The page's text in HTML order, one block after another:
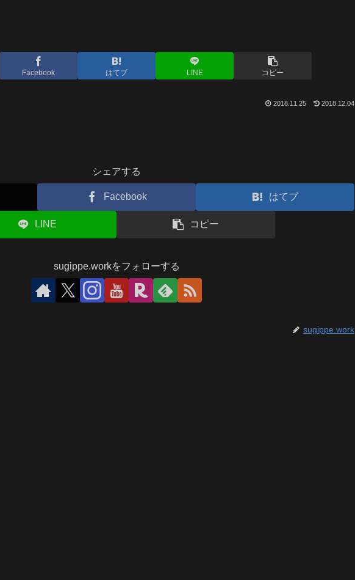
Facebook はてブ LINE コピー
2018.11.25 2018.12.04
シェアする
Facebook はてブ
LINE コピー
sugippe.workをフォローする
sugippe.work